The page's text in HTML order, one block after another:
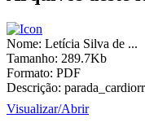
Nome: Letícia Silva de ...
Tamanho: 289.7Kb
Formato: PDF
Descrição:
Visualizar/Abrir